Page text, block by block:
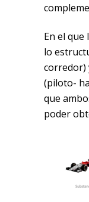
En el que
lo
corredor)
(piloto-
que
poder